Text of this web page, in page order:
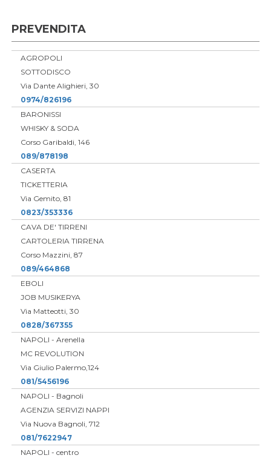
PREVENDITA
AGROPOLI
SOTTODISCO
Via Dante Alighieri, 30
0974/826196
BARONISSI
WHISKY & SODA
Corso Garibaldi, 146
089/878198
CASERTA
TICKETTERIA
Via Gemito, 81
0823/353336
CAVA DE' TIRRENI
CARTOLERIA TIRRENA
Corso Mazzini, 87
089/464868
EBOLI
JOB MUSIKERYA
Via Matteotti, 30
0828/367355
NAPOLI - Arenella
MC REVOLUTION
Via Giulio Palermo,124
081/5456196
NAPOLI - Bagnoli
AGENZIA SERVIZI NAPPI
Via Nuova Bagnoli, 712
081/7622947
NAPOLI - centro